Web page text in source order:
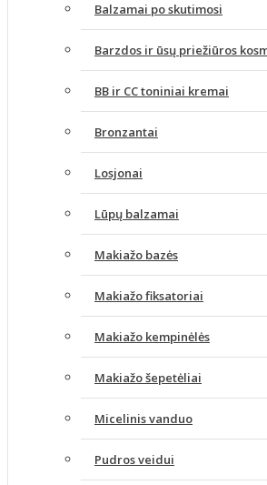
Balzamai po skutimosi
Barzdos ir ūsų priežiūros
BB ir CC toniniai kremai
Bronzantai
Losjonai
Lūpų balzamai
Makiažo bazės
Makiažo fiksatoriai
Makiažo kempinėlės
Makiažo šepetėliai
Micelinis vanduo
Pudros veidui